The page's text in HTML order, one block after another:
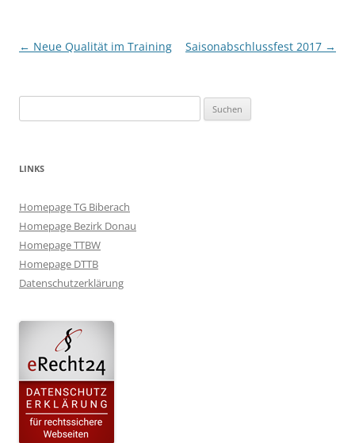
Beitragsnavigation
← Neue Qualität im Training Saisonabschlussfest 2017 →
nach:
LINKS
Homepage TG Biberach
Homepage Bezirk Donau
Homepage TTBW
Homepage DTTB
Datenschutzerklärung